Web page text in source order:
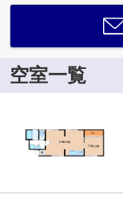
空室一覧